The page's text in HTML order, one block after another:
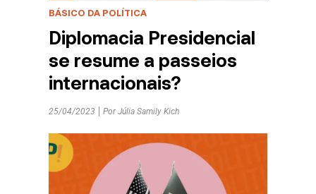
BÁSICO DA POLÍTICA
Diplomacia Presidencial
se resume a passeios
internacionais?
25/04/2023 Por Júlia Samily Kich